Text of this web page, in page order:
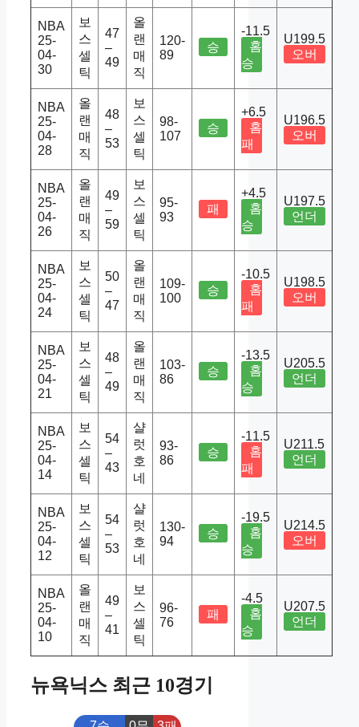
NBA
25-
04-
30
보
스
셀
틱
47
–
49
올
랜
매
직
120-
89
승
-11.5
홈
승
U199.5
오버
NBA
25-
04-
28
올
랜
매
직
48
–
53
보
스
셀
틱
98-
107
승
+6.5
홈
패
U196.5
오버
NBA
25-
04-
26
올
랜
매
직
49
–
59
보
스
셀
틱
95-
93
패
+4.5
홈
승
U197.5
언더
NBA
25-
04-
24
보
스
셀
틱
50
–
47
올
랜
매
직
109-
100
승
-10.5
홈
패
U198.5
오버
NBA
25-
04-
21
보
스
셀
틱
48
–
49
올
랜
매
직
103-
86
승
-13.5
홈
승
U205.5
언더
NBA
25-
04-
14
보
스
셀
틱
54
–
43
샬
럿
호
네
93-
86
승
-11.5
홈
패
U211.5
언더
NBA
25-
04-
12
보
스
셀
틱
54
–
53
샬
럿
호
네
130-
94
승
-19.5
홈
승
U214.5
오버
NBA
25-
04-
10
올
랜
매
직
49
–
41
보
스
셀
틱
96-
76
패
-4.5
홈
승
U207.5
언더
뉴욕닉스 최근 10경기